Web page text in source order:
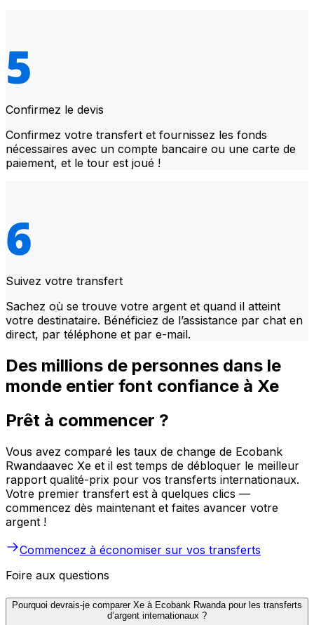
Confirmez le devis
Confirmez votre transfert et fournissez les fonds
nécessaires avec un compte bancaire ou une carte de
paiement, et le tour est joué !
Suivez votre transfert
Sachez où se trouve votre argent et quand il atteint
votre destinataire. Bénéficiez de l’assistance par chat en
direct, par téléphone et par e-mail.
Des millions de personnes dans le
monde entier font confiance à Xe
Prêt à commencer ?
Vous avez comparé les taux de change de Ecobank
Rwandaavec Xe et il est temps de débloquer le meilleur
rapport qualité-prix pour vos transferts internationaux.
Votre premier transfert est à quelques clics —
commencez dès maintenant et faites avancer votre
argent !
Commencez à économiser sur vos transferts
Foire aux questions
Pourquoi devrais-je comparer Xe à Ecobank Rwanda pour les transferts
d’argent internationaux ?